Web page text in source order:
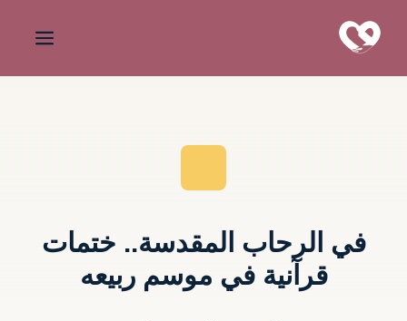
في الرحاب المقدسة.. ختمات
قرآنية في موسم ربيعه